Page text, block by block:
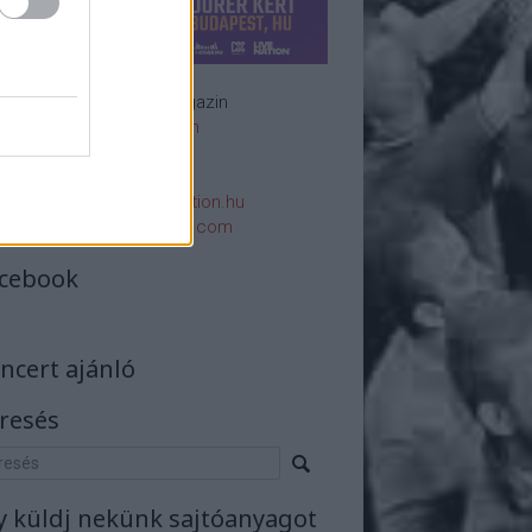
Rockzenei magazin
Impresszum
rsszerk@rockstation.hu
rsszerk@gmail.com
ajánló
küldj nekünk sajtóanyagot